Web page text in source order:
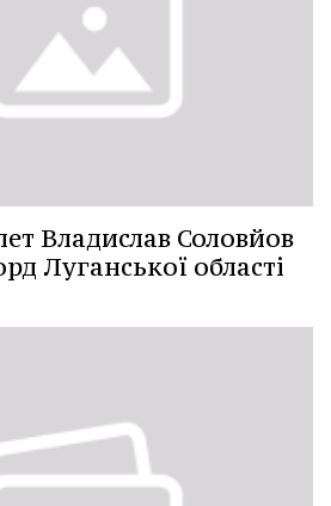
Владислав Соловйов
Луганської області